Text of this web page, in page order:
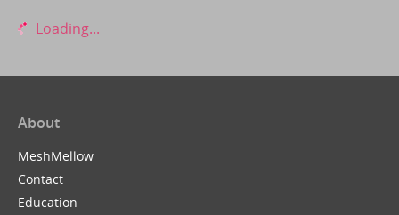
Loading...
About
MeshMellow
Contact
Education